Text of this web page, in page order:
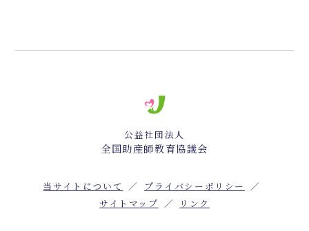
公益社団法人
全国助産師教育協議会
当サイトについて
プライバシーポリシー
サイトマップ
リンク